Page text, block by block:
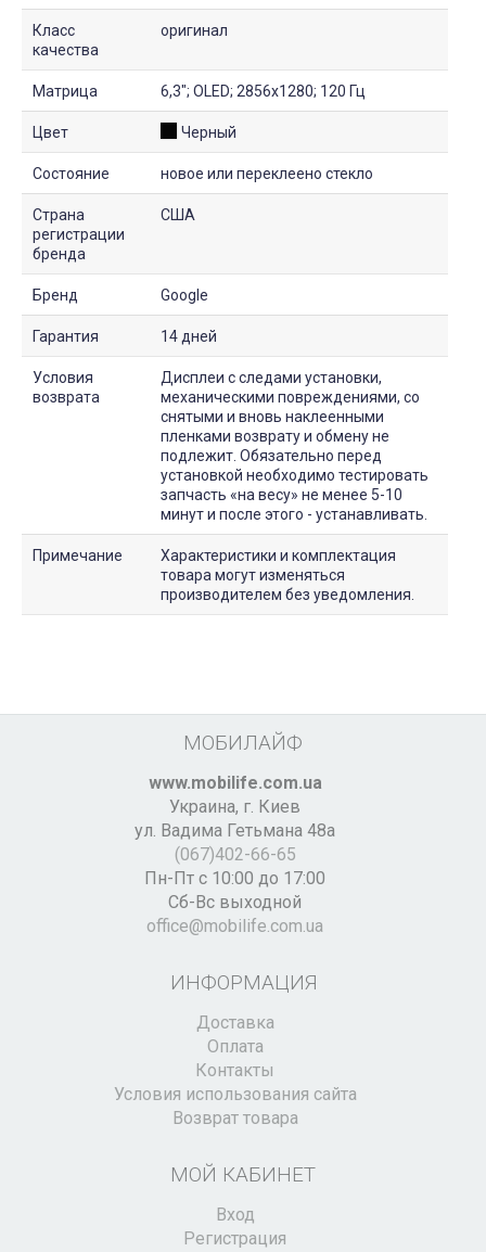
Класс
качества
оригинал
Матрица 6,3"; OLED; 2856x1280; 120 Гц
Цвет Черный
Состояние новое или переклеено стекло
Страна
регистрации
бренда
США
Бренд Google
Гарантия 14 дней
Условия
возврата
Дисплеи с следами установки,
механическими повреждениями, со
снятыми и вновь наклеенными
пленками возврату и обмену не
подлежит. Обязательно перед
установкой необходимо тестировать
запчасть «на весу» не менее 5-10
минут и после этого - устанавливать.
Примечание
Характеристики и комплектация
товара могут изменяться
производителем без уведомления.
МОБИЛАЙФ
www.mobilife.com.ua
Украина, г. Киев
ул. Вадима Гетьмана 48а
(067)402-66-65
Пн-Пт с 10:00 до 17:00
Сб-Вс выходной
office@mobilife.com.ua
ИНФОРМАЦИЯ
Доставка
Оплата
Контакты
Условия использования сайта
Возврат товара
МОЙ КАБИНЕТ
Вход
Регистрация